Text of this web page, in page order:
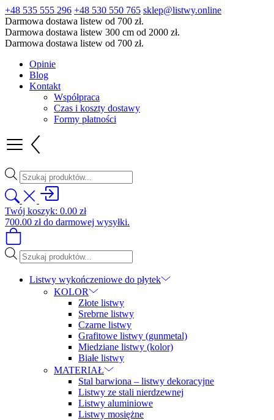
+48 535 555 296 +48 530 550 765 sklep@listwy.online
Darmowa dostawa listew od 700 zł.
Darmowa dostawa listew 300 cm od 2000 zł.
Darmowa dostawa listew od 700 zł.
Opinie
Blog
Kontakt
Współpraca
Czas i koszty dostawy
Formy płatności
Wyszukiwarka
produktów
Twój koszyk: 0.00 zł
700.00 złdo darmowej wysyłki.
Wyszukiwarka
produktów
Listwy wykończeniowe do płytek
KOLOR
Złote listwy
Srebrne listwy
Czarne listwy
Grafitowe listwy (gunmetal)
Miedziane listwy (kolor)
Białe listwy
MATERIAŁ
Stal barwiona – listwy dekoracyjne
Listwy ze stali nierdzewnej
Listwy aluminiowe
Listwy mosiężne